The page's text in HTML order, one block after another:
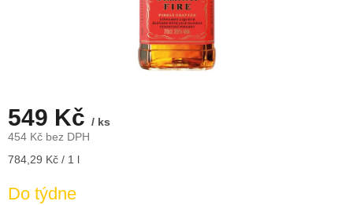
549 Kč / ks
454 Kč bez DPH
Měrná
784,29 Kč / 1 l
Do týdne